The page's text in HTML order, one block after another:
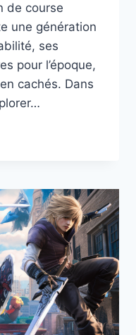
de course
une génération
ses
pour l’époque,
cachés. Dans